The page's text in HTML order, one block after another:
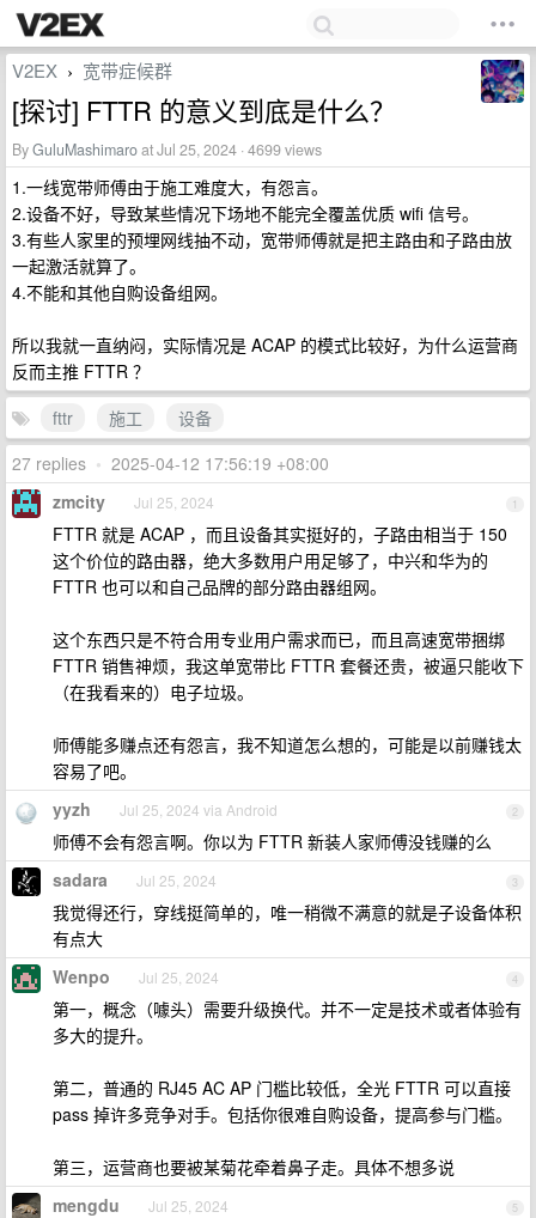
V2EX › 宽带症候群
[探讨] FTTR 的意义到底是什么？
ByGuluMashimaroat Jul 25, 2024 · 4699 views
1.一线宽带师傅由于施工难度大，有怨言。
2.设备不好，导致某些情况下场地不能完全覆盖优质 wifi 信号。
3.有些人家里的预埋网线抽不动，宽带师傅就是把主路由和子路由放
一起激活就算了。
4.不能和其他自购设备组网。
所以我就一直纳闷，实际情况是 ACAP 的模式比较好，为什么运营商
反而主推 FTTR ？
fttr
施工
设备
27 replies • 2025-04-12 17:56:19 +08:00
1
zmcity Jul 25, 2024
FTTR 就是 ACAP ，而且设备其实挺好的，子路由相当于 150
这个价位的路由器，绝大多数用户用足够了，中兴和华为的
FTTR 也可以和自己品牌的部分路由器组网。
这个东西只是不符合用专业用户需求而已，而且高速宽带捆绑
FTTR 销售神烦，我这单宽带比 FTTR 套餐还贵，被逼只能收下
（在我看来的）电子垃圾。
师傅能多赚点还有怨言，我不知道怎么想的，可能是以前赚钱太
容易了吧。
2
yyzh Jul 25, 2024 via Android
师傅不会有怨言啊。你以为 FTTR 新装人家师傅没钱赚的么
3
sadara Jul 25, 2024
我觉得还行，穿线挺简单的，唯一稍微不满意的就是子设备体积
有点大
4
Wenpo Jul 25, 2024
第一，概念（噱头）需要升级换代。并不一定是技术或者体验有
多大的提升。
第二，普通的 RJ45 AC AP 门槛比较低，全光 FTTR 可以直接
pass 掉许多竞争对手。包括你很难自购设备，提高参与门槛。
第三，运营商也要被某菊花牵着鼻子走。具体不想多说
5
mengdu Jul 25, 2024